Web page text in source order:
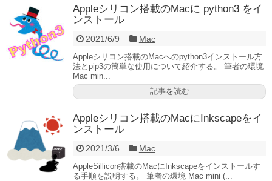
Appleシリコン搭載のMacに python3 をイ
ンストール
2021/6/9 Mac
Appleシリコン搭載のMacへのpython3インストール方
法とpip3の簡単な使用について紹介する。 筆者の環境
Mac min...
記事を読む
Appleシリコン搭載のMacにInkscapeをイ
ンストール
2021/3/6 Mac
AppleSillicon搭載のMacにInkscapeをインストールす
る手順を説明する。 筆者の環境 Mac mini (...